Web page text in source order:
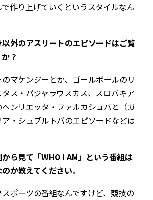
作り上げていくというスタイルなん
外のアスリートのエピソードはご覧
？
マケンジーとか、ゴールボールのリ
タス・パジャラウスカス、スロバキア
ンリエッタ・ファルカショバと（ガ
・シュブルトバのエピソードなどは
ら見て「WHO I AM」という番組は
か教えてください。
ポーツの番組なんですけど、競技の